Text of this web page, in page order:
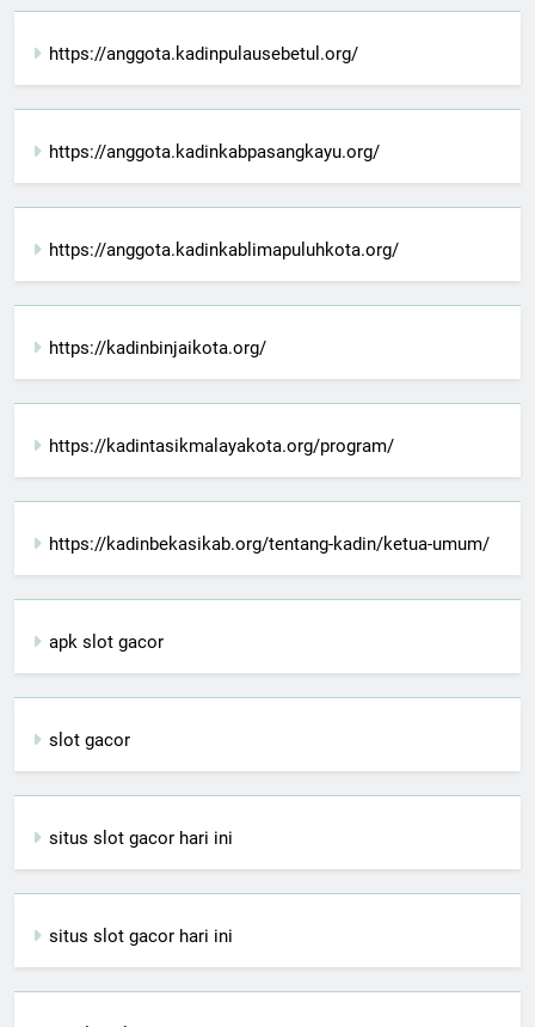
https://anggota.kadinpulausebetul.org/
https://anggota.kadinkabpasangkayu.org/
https://anggota.kadinkablimapuluhkota.org/
https://kadinbinjaikota.org/
https://kadintasikmalayakota.org/program/
https://kadinbekasikab.org/tentang-kadin/ketua-umum/
apk slot gacor
slot gacor
situs slot gacor hari ini
situs slot gacor hari ini